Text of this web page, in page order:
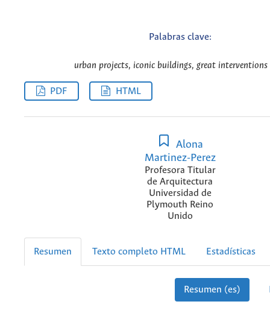
Palabras clave:
urban projects, iconic buildings, great interventions
PDF HTML
Alona
Martinez-Perez
Profesora Titular
de Arquitectura
Universidad de
Plymouth Reino
Unido
Resumen Texto completo HTML Estadísticas
Resumen (es)